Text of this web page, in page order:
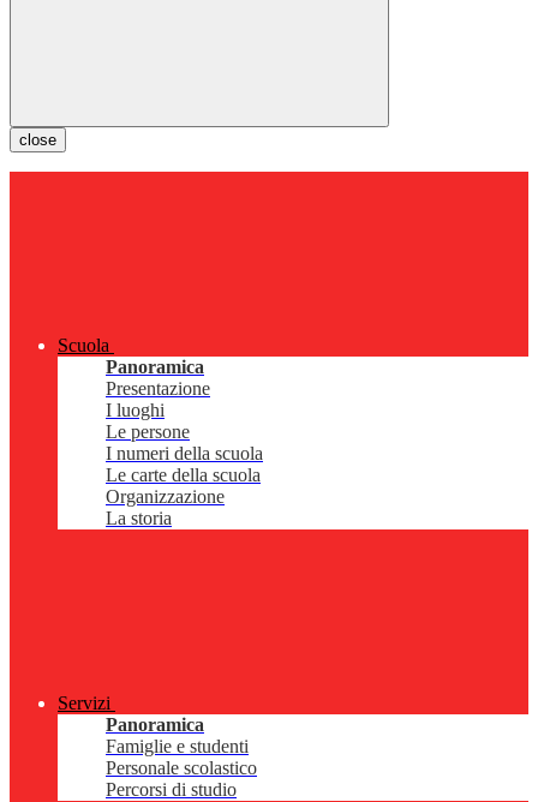
close
Scuola
Panoramica
Presentazione
I luoghi
Le persone
I numeri della scuola
Le carte della scuola
Organizzazione
La storia
Servizi
Panoramica
Famiglie e studenti
Personale scolastico
Percorsi di studio